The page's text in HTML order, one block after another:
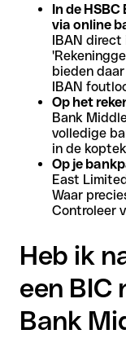
In de
via online
IBAN
bieden
IBAN
Op het
Bank
volledige
in de
Op je
East
Waar
Controleer
Heb ik
een BIC
Bank